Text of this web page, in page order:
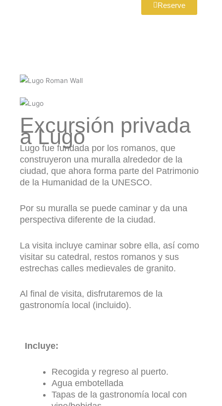
Reserve
Excursión privada
a Lugo
Lugo fue fundada por los romanos, que
construyeron una muralla alrededor de la
ciudad, que ahora forma parte del Patrimonio
de la Humanidad de la UNESCO.
Por su muralla se puede caminar y da una
perspectiva diferente de la ciudad.
La visita incluye caminar sobre ella, así como
visitar su catedral, restos romanos y sus
estrechas calles medievales de granito.
Al final de visita, disfrutaremos de la
gastronomía local (incluido).
Incluye:
Recogida y regreso al puerto.
Agua embotellada
Tapas de la gastronomía local con